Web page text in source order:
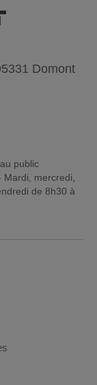
Domont
public
Mardi, mercredi,
de 8h30 à